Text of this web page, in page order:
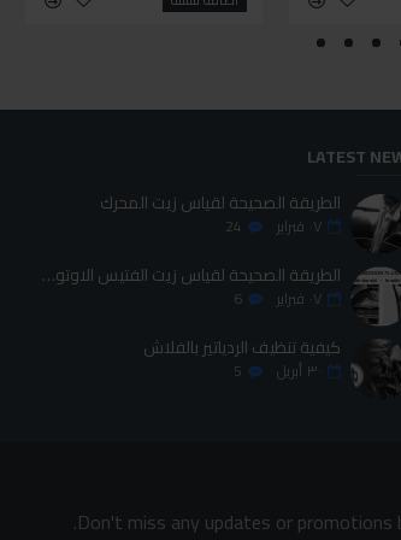
LATEST
الطريقة الصحيحة لقياس زيت المحرك
٠٧ فبراير 24
الطريقة الصحيحة لقياس زيت الفتيس الاوتوماتيك
٠٧ فبراير 6
كيفية تنظيف الردياتير بالفلاش
٣٠ أبريل 5
Don't miss any updates or